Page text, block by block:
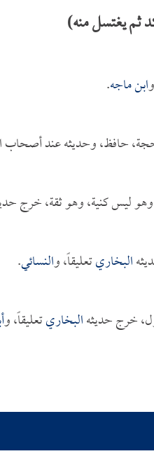
ثم يغتسل منه)
ابن ماجه.
حجة، حافظ، وحديثه عند أصحاب
وهو ليس كنية، وهو ثقة، خرج
البخاريتعليقاً، والنسائي.
خرج حديثهالبخاريتعليقاً، و